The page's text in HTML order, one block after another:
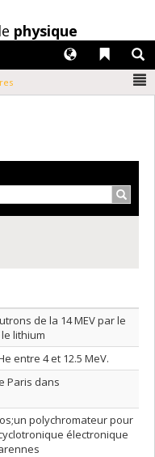
physique
Liens
Langues
décroissant
de la 14 MEV par le
lithium
entre 4 et 12.5 MeV.
Paris dans
polychromateur pour
électronique